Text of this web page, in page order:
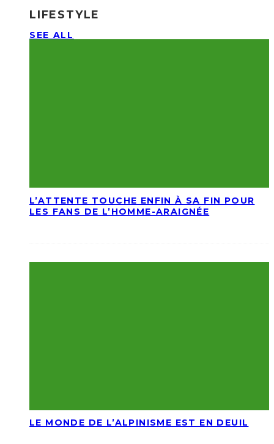
LIFESTYLE
SEE ALL
L’ATTENTE TOUCHE ENFIN À SA FIN POUR
LES FANS DE L’HOMME-ARAIGNÉE
LE MONDE DE L’ALPINISME EST EN DEUIL